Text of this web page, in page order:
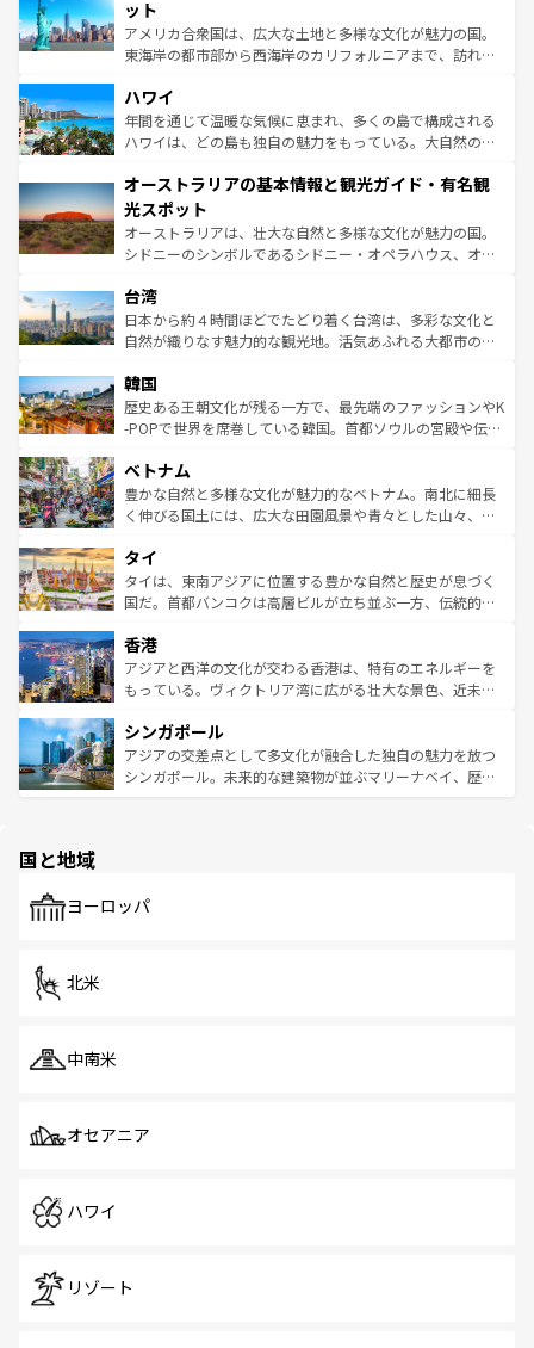
博物館もあり、アルプス観光だけでなく町歩きも満喫する
ことができる。国民の所得が高いため物価も高いが、旅行
者向けの交通パス提供のサービスもあり、うまく活用すれ
着のスイス情報は
ット
アメリカ合衆国は、広大な土地と多様な文化が魅力の国。
東海岸の都市部から西海岸のカリフォルニアまで、訪れる
のような巨大都市は、観光、ショッピング、エンターテイ
ンメントが詰まった刺激的なスポットだ。一方、アメリカ
西部には大自然が広がり、グランドキャニオンやイエロー
部のニューオーリンズでは、音楽と美食が融合した独特の
文化が魅力。旅行者はアメリカの各地域で異なる魅力を楽
しみながら、その多様性と豊かな歴史を感じることができ
るだろう。車でのロードトリップや列車の旅も、アメリカ
情報は
ハワイ
年間を通じて温暖な気候に恵まれ、多くの島で構成される
ハワイは、どの島も独自の魅力をもっている。大自然の神
ワイ島は見逃せない。また、定番の観光地といえばオアフ
島だが、静かな自然を求めるならマウイ島やカウアイ島が
おすすめ。エメラルドグリーンに輝く海をはじめ、豊かな
文化や歴史が息づいている。「アロハスピリット」と呼ば
人々、おいしいローカルフードやハワイアンミュージッ
ク、伝統的なフラダンスなど、すべてがハワイの魅力を彩
っている。訪れるたびに新しい発見と感動が待っているハ
はコンテンツ一覧
オーストラリアの基本情報と観光ガイド・有名観
光スポット
オーストラリアは、壮大な自然と多様な文化が魅力の国。
シドニーのシンボルであるシドニー・オペラハウス、オー
リアリーフや大陸中央部にそびえるウルル（エアーズロッ
ク）、タスマニアの美しい原生林やケアンズの熱帯雨林な
ど、見どころがたくさん。また、カフェやワイン、オージ
いる。アクティビティも充実しており、サーフィンやダイ
ビング、ハイキングなど、アウトドア好きにはたまらな
い。オーストラリアの多彩な魅力を存分に味わいつくそ
参照してほしい。
台湾
日本から約４時間ほどでたどり着く台湾は、多彩な文化と
自然が織りなす魅力的な観光地。活気あふれる大都市の台
ン）、静ひつな山岳地帯である台湾東部など、都市の喧騒
と山間の静けさが共存しており、訪れる人に新しい発見と
驚きをもたらしてくれる。また、奥深い台湾の食文化も魅
容にもいいと評判のスイーツなど、バラエティ豊かな料理
が味わえる。 なお、新着の台湾情報は コンテンツ一覧を参
照してほしい。
韓国
歴史ある王朝文化が残る一方で、最先端のファッションやK
-POPで世界を席巻している韓国。首都ソウルの宮殿や伝統
き、地方に足を延ばせば四季折々の自然美を楽しむことが
できる。そして、キムチや焼肉、絶品のストリートフード
まで、さまざまな韓国料理が待っている。夜には、韓国な
リティに包まれながら、韓国の多彩な魅力を心ゆくまで味
わってみてほしい。 なお、新着の韓国情報はコンテンツ一
覧を参照してほしい。
ベトナム
豊かな自然と多様な文化が魅力的なベトナム。南北に細長
く伸びる国土には、広大な田園風景や青々とした山々、世
急速な発展と共に伝統が息づく。ハノイの古い町並みやホ
ーチミン市のフランス統治時代の建物も、独特の雰囲気を
醸し出している。また、バラエティの豊かさとおいしさで
とつ。フォーやバインミー、ベトナムコーヒーなどは、ぜ
ひ現地で味わいたい。どの地域を訪れてもあたたかい人々
が旅行者を迎えてくれるので、きっと忘れられない旅にな
参照してほしい。
タイ
タイは、東南アジアに位置する豊かな自然と歴史が息づく
国だ。首都バンコクは高層ビルが立ち並ぶ一方、伝統的な
の活気が交差している。北部ではチェンマイなどの山岳地
帯で自然と触れ合い、南部ではプーケットやクラビの美し
いビーチでリゾート気分を楽しむことができる。タイ料理
激する。気候は一年中温暖で、どの季節にも異なる楽しみ
が待っている。親しみやすいタイの人々、仏教を中心とし
た文化、そして多様な観光資源が、訪れる旅人を魅了し続
香港
アジアと西洋の文化が交わる香港は、特有のエネルギーを
もっている。ヴィクトリア湾に広がる壮大な景色、近未来
み、どこを訪れても感動するはず。観光スポットが密集し
ており、効率よく見どころを回れるのも魅力。息をのむよ
うな絶景から文化的な体験まで、香港を存分に楽しみ尽く
シンガポール
アジアの交差点として多文化が融合した独自の魅力を放つ
シンガポール。未来的な建築物が並ぶマリーナベイ、歴史
で、ホーカーズは地元の風情を楽しめる外せないスポット
国と地域
ヨーロッパ
北米
中南米
オセアニア
ハワイ
リゾート